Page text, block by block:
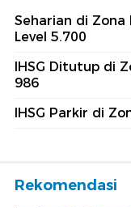
Seharian di Zona
Level 5.700
IHSG Ditutup di
986
IHSG Parkir di
Rekomendasi